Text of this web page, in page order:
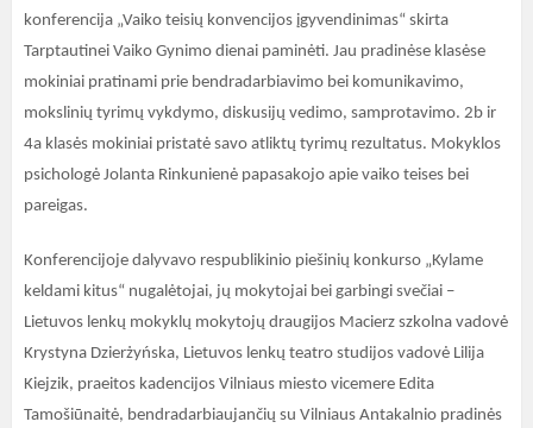
konferencija „Vaiko teisių konvencijos įgyvendinimas“ skirta
Tarptautinei Vaiko Gynimo dienai paminėti. Jau pradinėse klasėse
mokiniai pratinami prie bendradarbiavimo bei komunikavimo,
mokslinių tyrimų vykdymo, diskusijų vedimo, samprotavimo. 2b ir
4a klasės mokiniai pristatė savo atliktų tyrimų rezultatus. Mokyklos
psichologė Jolanta Rinkunienė papasakojo apie vaiko teises bei
pareigas.
Konferencijoje dalyvavo respublikinio piešinių konkurso „Kylame
keldami kitus“ nugalėtojai, jų mokytojai bei garbingi svečiai –
Lietuvos lenkų mokyklų mokytojų draugijos Macierz szkolna vadovė
Krystyna Dzierżyńska, Lietuvos lenkų teatro studijos vadovė Lilija
Kiejzik, praeitos kadencijos Vilniaus miesto vicemere Edita
Tamošiūnaitė, bendradarbiaujančių su Vilniaus Antakalnio pradinės